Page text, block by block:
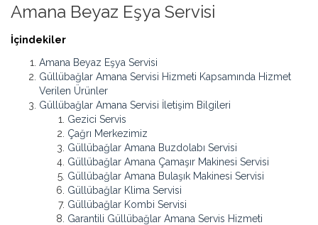
Amana Beyaz Eşya Servisi
İçindekiler
Amana Beyaz Eşya Servisi
Güllübağlar Amana Servisi Hizmeti Kapsamında Hizmet
Verilen Ürünler
Güllübağlar Amana Servisi İletişim Bilgileri
Gezici Servis
Çağrı Merkezimiz
Güllübağlar Amana Buzdolabı Servisi
Güllübağlar Amana Çamaşır Makinesi Servisi
Güllübağlar Amana Bulaşık Makinesi Servisi
Güllübağlar Klima Servisi
Güllübağlar Kombi Servisi
Garantili Güllübağlar Amana Servis Hizmeti